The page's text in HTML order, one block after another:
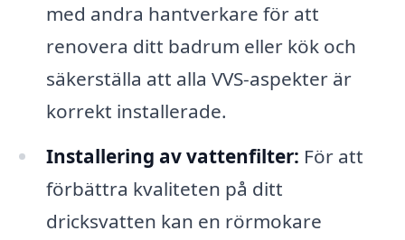
med andra hantverkare för att
renovera ditt badrum eller kök och
säkerställa att alla VVS-aspekter är
korrekt installerade.
Installering av vattenfilter: För att
förbättra kvaliteten på ditt
dricksvatten kan en rörmokare